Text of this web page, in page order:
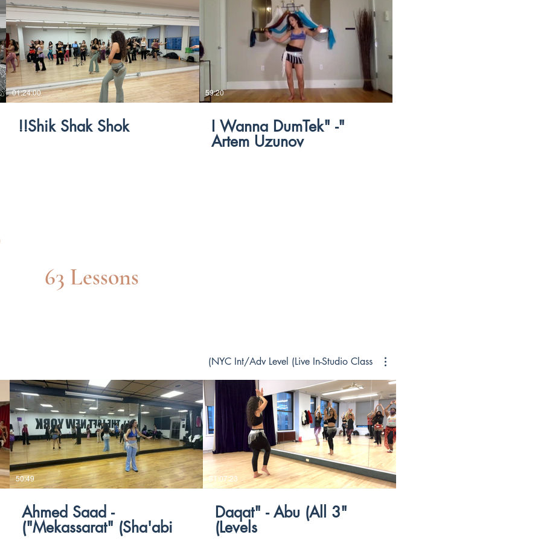
$
59:20
"I Wanna DumTek" -
Artem Uzunov
$
01:24:00
Shik Shak Shok!!
63 Lessons
NYC Int/Adv Level (Live In-Studio Class)
$
01:07:23
"3 Daqat" - Abu (All
Levels)
$
50:49
Ahmed Saad -
"Mekassarat" (Sha'abi)